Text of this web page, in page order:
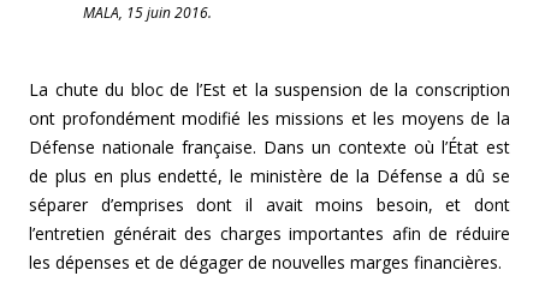
MALA, 15 juin 2016.
La chute du bloc de l’Est et la suspension de la conscription
ont profondément modifié les missions et les moyens de la
Défense nationale française. Dans un contexte où l’État est
de plus en plus endetté, le ministère de la Défense a dû se
séparer d’emprises dont il avait moins besoin, et dont
l’entretien générait des charges importantes afin de réduire
les dépenses et de dégager de nouvelles marges financières.